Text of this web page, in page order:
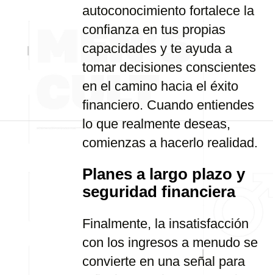
autoconocimiento fortalece la
confianza en tus propias
capacidades y te ayuda a
tomar decisiones conscientes
en el camino hacia el éxito
financiero. Cuando entiendes
lo que realmente deseas,
comienzas a hacerlo realidad.
Planes a largo plazo y
seguridad financiera
Finalmente, la insatisfacción
con los ingresos a menudo se
convierte en una señal para